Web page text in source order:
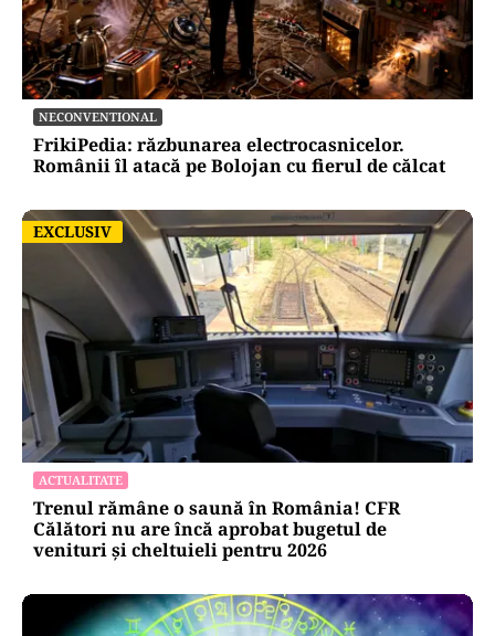
NECONVENTIONAL
FrikiPedia: răzbunarea electrocasnicelor.
Românii îl atacă pe Bolojan cu fierul de călcat
EXCLUSIV
EXCLUSIV
ACTUALITATE
Trenul rămâne o saună în România! CFR
Călători nu are încă aprobat bugetul de
venituri și cheltuieli pentru 2026